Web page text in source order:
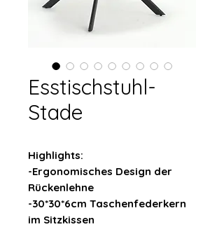
Esstischstuhl-
Stade
Highlights:
-Ergonomisches Design der
Rückenlehne
-30*30*6cm Taschenfederkern
im Sitzkissen